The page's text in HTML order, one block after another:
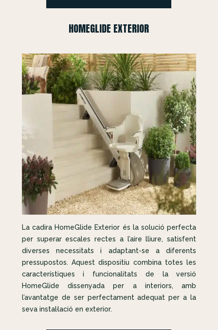
HOMEGLIDE EXTERIOR
La cadira HomeGlide Exterior és la solució perfecta
per superar escales rectes a l’aire lliure, satisfent
diverses necessitats i adaptant-se a diferents
pressupostos. Aquest dispositiu combina totes les
característiques i funcionalitats de la versió
HomeGlide dissenyada per a interiors, amb
l’avantatge de ser perfectament adequat per a la
seva instal·lació en exterior.